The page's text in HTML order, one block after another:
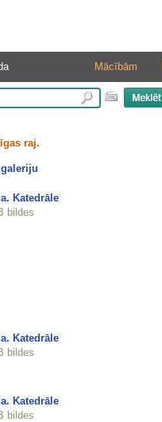
Mācībām
raj.
Katedrāle
bildes
Katedrāle
bildes
Katedrāle
bildes